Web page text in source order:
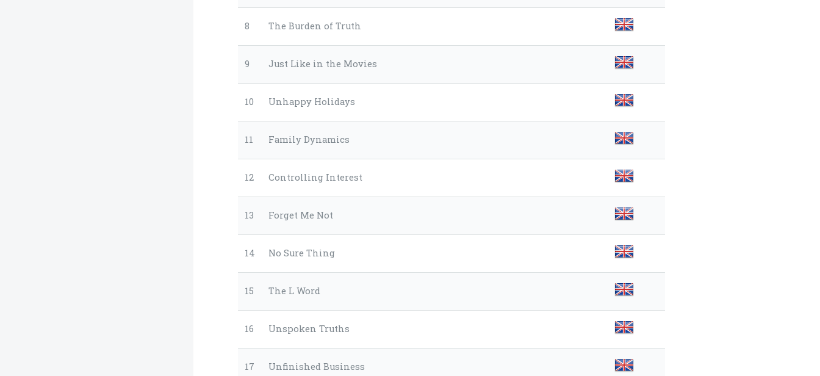
8 The Burden of Truth
9 Just Like in the Movies
10 Unhappy Holidays
11 Family Dynamics
12 Controlling Interest
13 Forget Me Not
14 No Sure Thing
15 The L Word
16 Unspoken Truths
17 Unfinished Business